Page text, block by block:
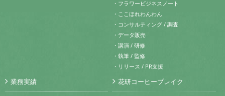
・フラワービジネスノート
・ここほれわんわん
・コンサルティング / 調査
・データ販売
・講演 / 研修
・執筆 / 監修
・リリース / PR支援
業務実績 花研コーヒーブレイク